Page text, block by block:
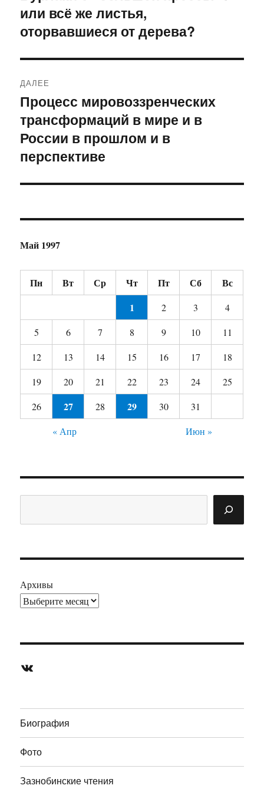
записям
запись:
или всё же листья,
оторвавшиеся от дерева?
ДАЛЕЕ
Следующая
запись:
Процесс мировоззренческих
трансформаций в мире и в
России в прошлом и в
перспективе
Май 1997
Пн Вт Ср Чт Пт Сб
Вс
1
2 3
4
5
6 7 8 9 10
11
12
13 14 15 16 17
18
19
20 21 22 23 24
25
26
27 28 29 30
31
« Апр
Июн »
Архивы
ВКонтакте
Биография
Фото
Зазнобинские чтения